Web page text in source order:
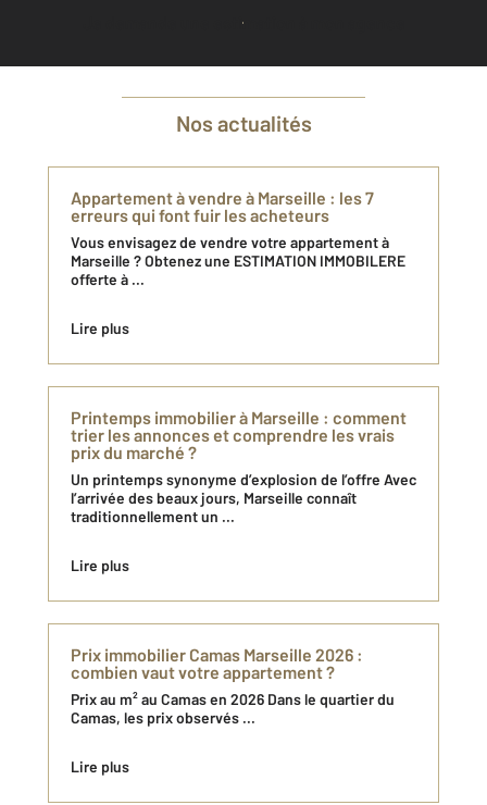
Je demande une estimation à mon agence
Nos actualités
Appartement à vendre à Marseille : les 7
erreurs qui font fuir les acheteurs
Vous envisagez de vendre votre appartement à
Marseille ? Obtenez une ESTIMATION IMMOBILERE
offerte à ...
Lire plus
Printemps immobilier à Marseille : comment
trier les annonces et comprendre les vrais
prix du marché ?
Un printemps synonyme d’explosion de l’offre Avec
l’arrivée des beaux jours, Marseille connaît
traditionnellement un ...
Lire plus
Prix immobilier Camas Marseille 2026 :
combien vaut votre appartement ?
Prix au m² au Camas en 2026 Dans le quartier du
Camas, les prix observés ...
Lire plus